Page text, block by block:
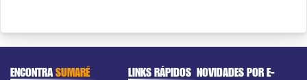
ENCONTRASUMARÉ LINKS RÁPIDOS NOVIDADES POR E-